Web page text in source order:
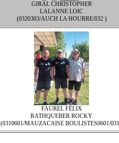
GIRAL CHRISTOPHER
LALANNE LOIC
(0320303/AUCH LA HOURRE/032 )
FAUREL FÉLIX
RATHQUEBER ROCKY
(0310601/MAUZACAISE BOULISTES0601/